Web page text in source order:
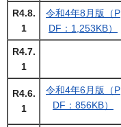
R4.8.
1
令和4年8月版（P
DF：1,253KB）
R4.7.
1
R4.6.
1
令和4年6月版（P
DF：856KB）